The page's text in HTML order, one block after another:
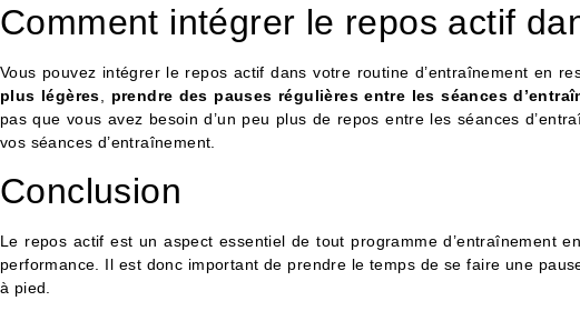
Comment intégrer le repos actif
Vous pouvez intégrer le repos actif dans votre routine d’entraînement en
plus légères
prendre des pauses régulières entre les séances
pas que vous avez besoin d’un peu plus de repos entre les séances
vos séances d’entraînement.
Conclusion
Le repos actif est un aspect essentiel de tout programme d’entraînement
performance. Il est donc important de prendre le temps de se faire une
à pied.